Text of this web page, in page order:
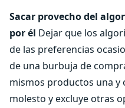
Sacar provecho del
por él Dejar que los
de las preferencias
de una burbuja de
mismos productos una y
molesto y excluye otras